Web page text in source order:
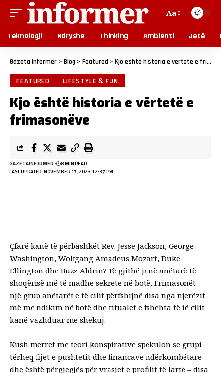
Aa
Teknologji Ndryshe Thinking Ambienti Jetë
Gazeta Informer > Blog > Featured > Kjo është historia e vërtetë e frimasonëve
FEATURED LIFESTYLE & FUN
Kjo është historia e vërtetë e
frimasonëve
LAST UPDATED: NOVEMBER 17, 2023 12:37 PM
GAZETAINFORMER 8 MIN READ
Çfarë kanë të përbashkët Rev. Jesse Jackson, George
Washington, Wolfgang Amadeus Mozart, Duke
Ellington dhe Buzz Aldrin? Të gjithë janë anëtarë të
shoqërisë më të madhe sekrete në botë, Frimasonët –
një grup anëtarët e të cilit përfshijnë disa nga njerëzit
më me ndikim në botë dhe ritualet e fshehta të të cilit
kanë vazhduar me shekuj.
Kush merret me teori konspirative spekulon se grupi
tërheq fijet e pushtetit dhe financave ndërkombëtare
dhe është përgjegjës për vrasjet e profilit të lartë – disa